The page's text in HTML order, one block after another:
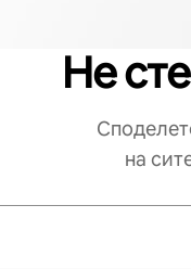
Не
на